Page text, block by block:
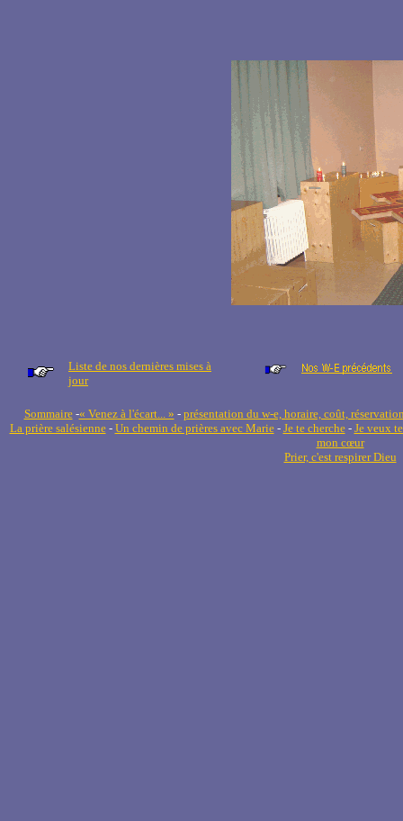
Liste de nos dernières mises à
jour
Sommaire-« Venez à l'écart... » - présentation du w-e, horaire, coût,
La prière salésienne- Un chemin de prières avec Marie- Je te cherche- Je veux
mon cœur
Prier, c'est respirer Dieu